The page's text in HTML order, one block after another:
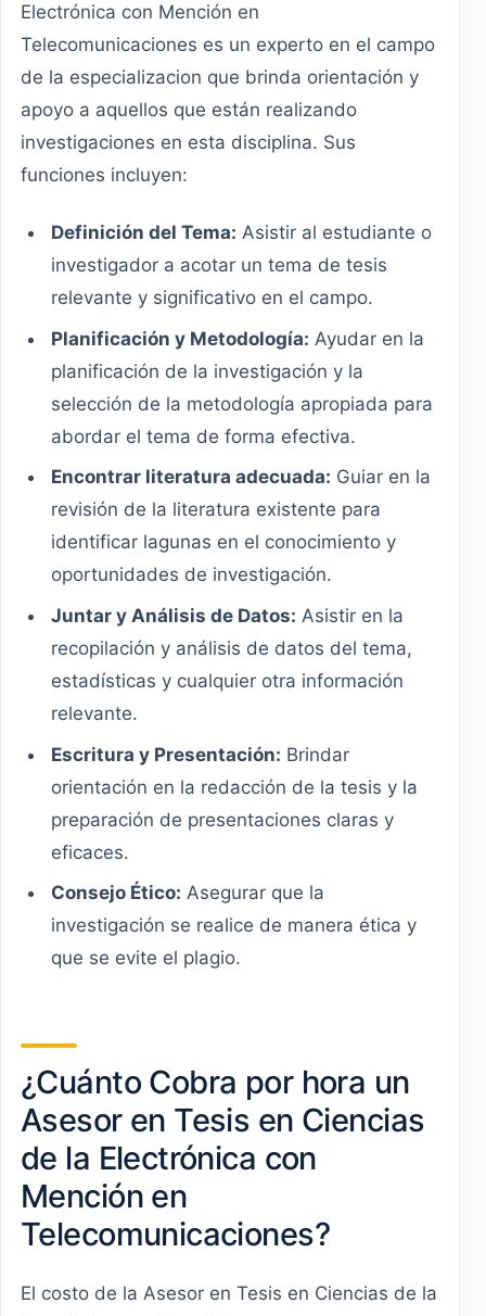
Electrónica con Mención en
Telecomunicaciones es un experto en el campo
de la especializacion que brinda orientación y
apoyo a aquellos que están realizando
investigaciones en esta disciplina. Sus
funciones incluyen:
Definición del Tema: Asistir al estudiante o
investigador a acotar un tema de tesis
relevante y significativo en el campo.
Planificación y Metodología: Ayudar en la
planificación de la investigación y la
selección de la metodología apropiada para
abordar el tema de forma efectiva.
Encontrar literatura adecuada: Guiar en la
revisión de la literatura existente para
identificar lagunas en el conocimiento y
oportunidades de investigación.
Juntar y Análisis de Datos: Asistir en la
recopilación y análisis de datos del tema,
estadísticas y cualquier otra información
relevante.
Escritura y Presentación: Brindar
orientación en la redacción de la tesis y la
preparación de presentaciones claras y
eficaces.
Consejo Ético: Asegurar que la
investigación se realice de manera ética y
que se evite el plagio.
¿Cuánto Cobra por hora un
Asesor en Tesis en Ciencias
de la Electrónica con
Mención en
Telecomunicaciones?
El costo de la Asesor en Tesis en Ciencias de la